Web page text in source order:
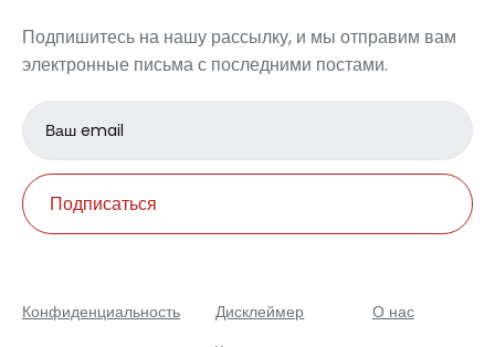
Подпишитесь на нашу рассылку, и мы отправим вам
электронные письма с последними постами.
Email
address
Подписаться
Конфиденциальность Дисклеймер
О нас